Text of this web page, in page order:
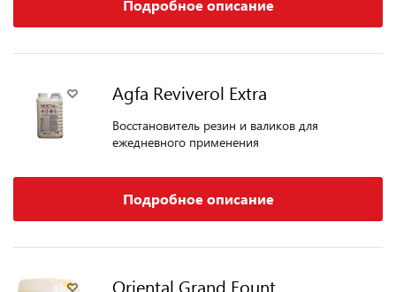
Подробное описание
Agfa Reviverol Extra
Восстановитель резин и валиков для
ежедневного применения
Подробное описание
Oriental Grand Fount